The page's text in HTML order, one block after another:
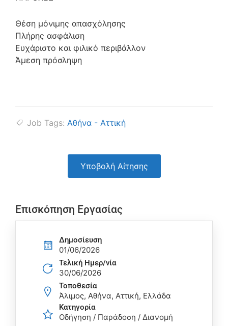
Θέση μόνιμης απασχόλησης
Πλήρης ασφάλιση
Ευχάριστο και φιλικό περιβάλλον
Άμεση πρόσληψη
Job Tags: Αθήνα - Αττική
Υποβολή Αίτησης
Επισκόπηση Εργασίας
Δημοσίευση
01/06/2026
Τελική Ημερ/νία
30/06/2026
Τοποθεσία
Άλιμος, Αθήνα, Αττική, Ελλάδα
Κατηγορία
Οδήγηση / Παράδοση / Διανομή